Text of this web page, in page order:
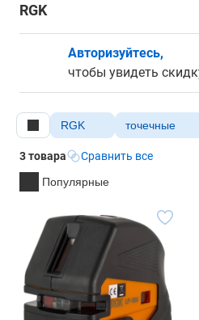
RGK
Авторизуйтесь,
чтобы увидеть
RGK точечные
3 товара
Сравнить все
Популярные